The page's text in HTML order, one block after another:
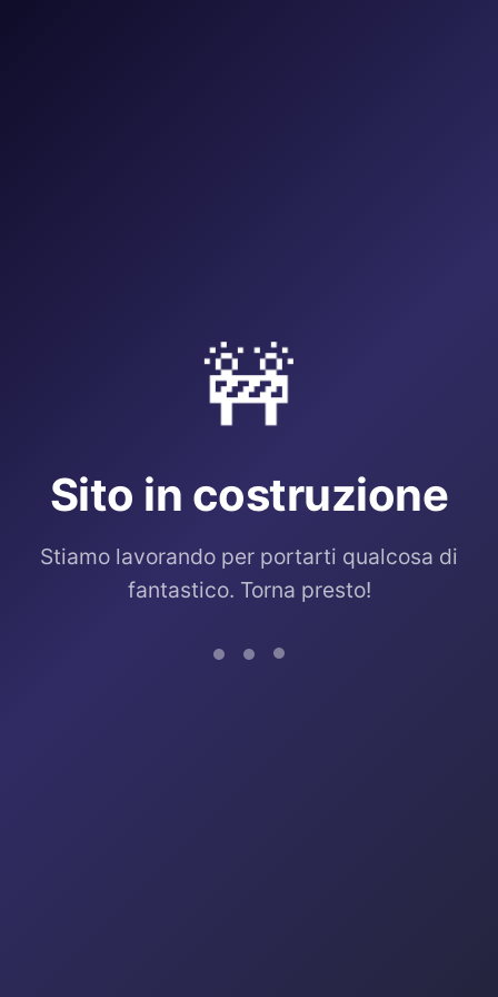
🚧
Sito in costruzione
Stiamo lavorando per portarti qualcosa di
fantastico. Torna presto!